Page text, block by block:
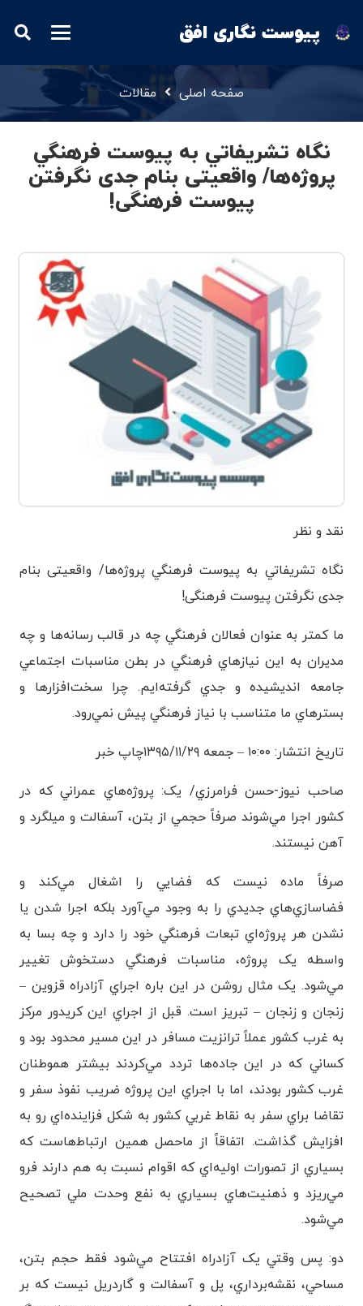
پیوست نگاری افق
صفحه اصلی مقالات
نگاه تشريفاتي به پيوست فرهنگي
پروژه‌ها/ واقعیتی بنام جدی نگرفتن
پیوست فرهنگی!
نقد و نظر
نگاه تشريفاتي به پيوست فرهنگي پروژه‌ها/ واقعیتی بنام
جدی نگرفتن پیوست فرهنگی!
ما کمتر به عنوان فعالان فرهنگي چه در قالب رسانه‌ها و چه
مديران به اين نيازهاي فرهنگي در بطن مناسبات اجتماعي
جامعه انديشيده و جدي گرفته‌ايم. چرا سخت‌افزارها و
بسترهاي ما متناسب با نياز فرهنگي پيش نمي‌رود.
تاریخ انتشار: ۱۰:۰۰ – جمعه ۱۳۹۵/۱۱/۲۹چاپ خبر
صاحب نیوز-حسن فرامرزي/ يک: پروژه‌هاي عمراني که در
کشور اجرا مي‌شوند صرفاً حجمي از بتن، آسفالت و ميلگرد و
آهن نيستند.
صرفاً ماده نيست که فضايي را اشغال مي‌کند و
فضاسازي‌هاي جديدي را به وجود مي‌آورد بلکه اجرا شدن يا
نشدن هر پروژه‌اي تبعات فرهنگي خود را دارد و چه بسا به
واسطه يک پروژه، مناسبات فرهنگي دستخوش تغيير
مي‌شود. يک مثال روشن در اين باره اجراي آزادراه قزوين –
زنجان و زنجان – تبريز است. قبل از اجراي اين کريدور مرکز
به غرب کشور عملاً ترانزيت مسافر در اين مسير محدود بود و
کساني که در اين جاده‌ها تردد مي‌کردند بيشتر هموطنان
غرب کشور بودند، اما با اجراي اين پروژه ضريب نفوذ سفر و
تقاضا براي سفر به نقاط غربي کشور به شکل فزاينده‌اي رو به
افزايش گذاشت. اتفاقاً از ماحصل همين ارتباط‌هاست که
بسياري از تصورات اوليه‌اي که اقوام نسبت به هم دارند فرو
مي‌ريزد و ذهنيت‌هاي بسياري به نفع وحدت ملي تصحيح
مي‌شود.
دو: پس وقتي يک آزادراه افتتاح مي‌شود فقط حجم بتن،
مساحي، نقشه‌برداري، پل و آسفالت و گاردريل نيست که بر